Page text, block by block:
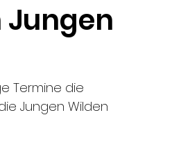
Termine die
Jungen Wilden